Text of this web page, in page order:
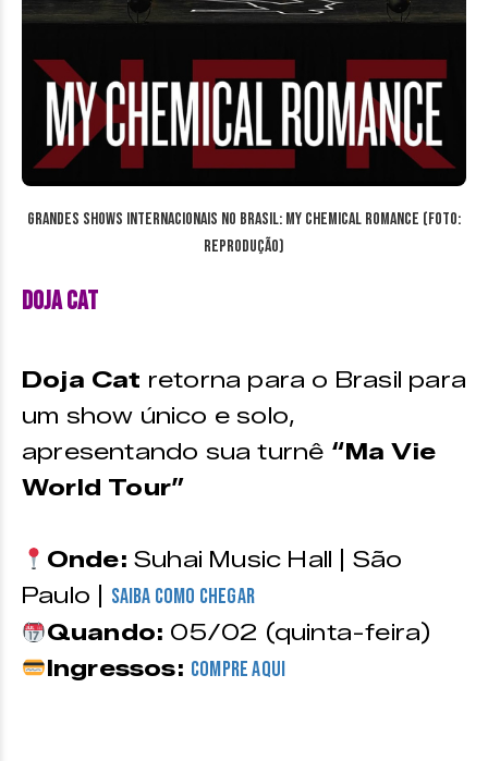
Grandes Shows Internacionais no Brasil: My Chemical Romance (Foto:
reprodução)
Doja Cat
Doja Cat retorna para o Brasil para
um show único e solo,
apresentando sua turnê “Ma Vie
World Tour”
Onde: Suhai Music Hall | São
Paulo | Saiba como chegar
Quando: 05/02 (quinta-feira)
Ingressos: compre aqui